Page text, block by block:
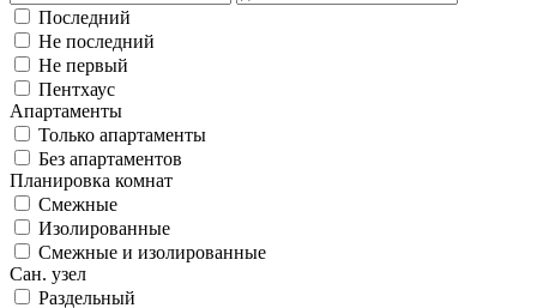
Последний
Не последний
Не первый
Пентхаус
Апартаменты
Только апартаменты
Без апартаментов
Планировка комнат
Смежные
Изолированные
Смежные и изолированные
Сан. узел
Раздельный